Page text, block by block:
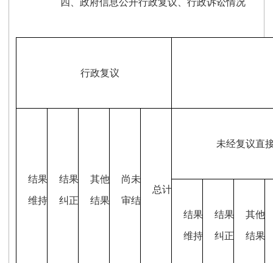
四、政府信息公开行政复议、行政诉讼情况
行政复议
结果
维持
结果
纠正
其他
结果
尚未
审结
总计
未经复议直
结果
维持
结果
纠正
其他
结果